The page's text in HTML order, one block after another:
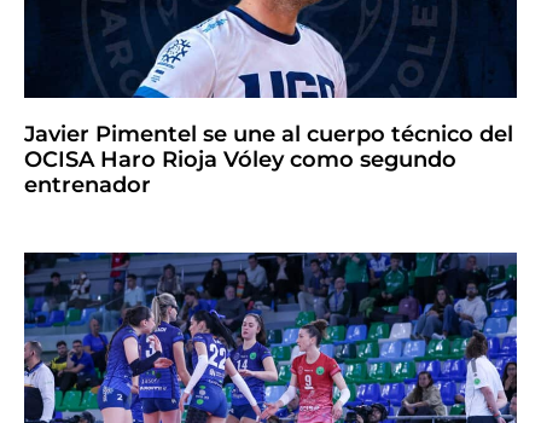
Javier Pimentel se une al cuerpo técnico del
OCISA Haro Rioja Vóley como segundo
entrenador